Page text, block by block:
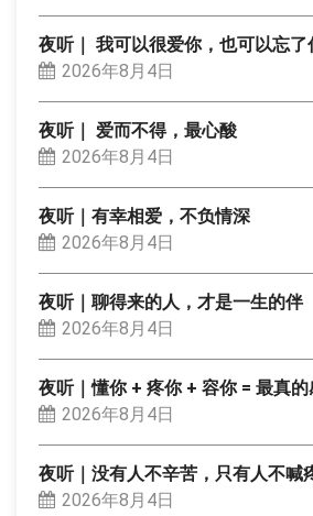
夜听｜ 我可以很爱你，也可以忘了
2026年8月4日
夜听｜ 爱而不得，最心酸
2026年8月4日
夜听｜有幸相爱，不负情深
2026年8月4日
夜听｜聊得来的人，才是一生的伴
2026年8月4日
夜听｜懂你 + 疼你 + 容你 = 最真的
2026年8月4日
夜听｜没有人不辛苦，只有人不喊
2026年8月4日